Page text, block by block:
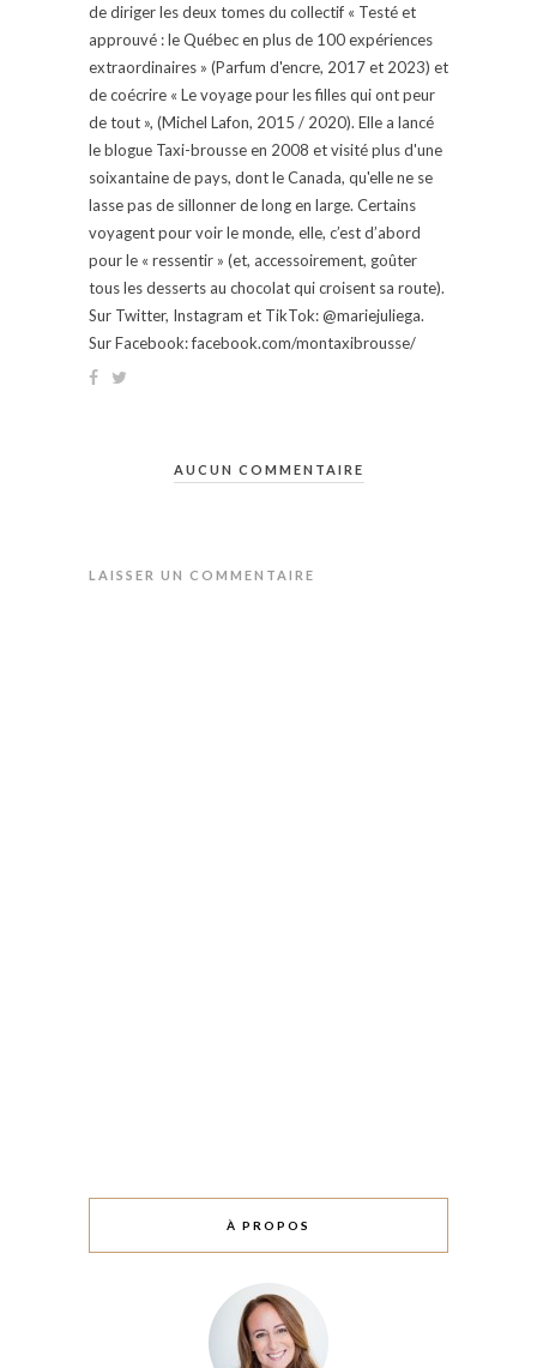
de diriger les deux tomes du collectif « Testé et
approuvé : le Québec en plus de 100 expériences
extraordinaires » (Parfum d'encre, 2017 et 2023) et
de coécrire « Le voyage pour les filles qui ont peur
de tout », (Michel Lafon, 2015 / 2020). Elle a lancé
le blogue Taxi-brousse en 2008 et visité plus d'une
soixantaine de pays, dont le Canada, qu'elle ne se
lasse pas de sillonner de long en large. Certains
voyagent pour voir le monde, elle, c’est d’abord
pour le « ressentir » (et, accessoirement, goûter
tous les desserts au chocolat qui croisent sa route).
Sur Twitter, Instagram et TikTok: @mariejuliega.
Sur Facebook: facebook.com/montaxibrousse/
AUCUN COMMENTAIRE
LAISSER UN COMMENTAIRE
À PROPOS